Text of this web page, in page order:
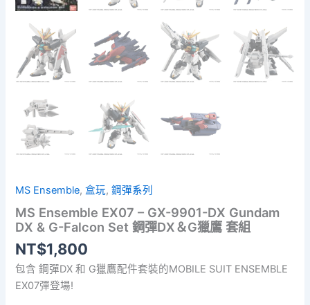
MS Ensemble,盒玩,鋼彈系列
MS Ensemble EX07 – GX-9901-DX Gundam
DX & G-Falcon Set 鋼彈DX＆G獵鷹 套組
NT$1,800
包含 鋼彈DX 和 G獵鷹配件套裝的MOBILE SUIT ENSEMBLE
EX07彈登場!